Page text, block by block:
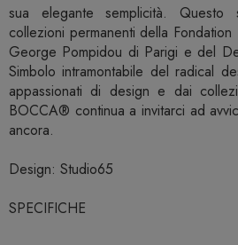
sua elegante semplicità.
collezioni permanenti della
George Pompidou di Parigi e del
Simbolo intramontabile del radical
appassionati di design e dai
BOCCA® continua a invitarci ad
ancora.
Design: Studio65
SPECIFICHE